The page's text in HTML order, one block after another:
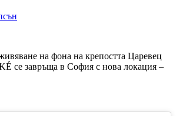
на фона на крепостта Царевец
се завръща в София с нова локация –